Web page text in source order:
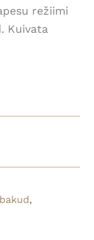
režiimi
Kuivata
,